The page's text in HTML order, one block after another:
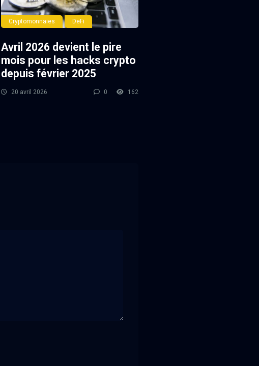
Cryptomonnaies DeFi
Avril 2026 devient le pire
mois pour les hacks crypto
depuis février 2025
20 avril 2026 0 162